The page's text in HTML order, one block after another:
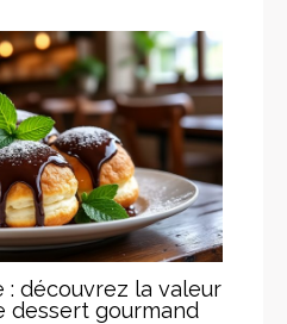
découvrez la valeur
dessert gourmand